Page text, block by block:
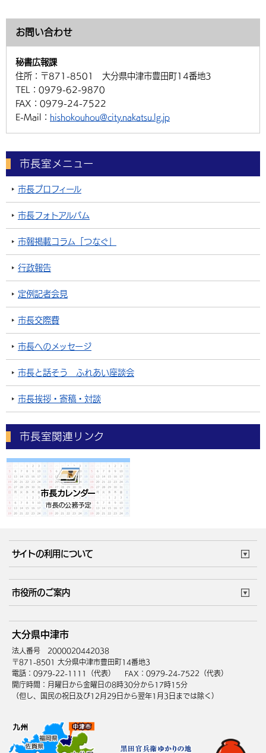
お問い合わせ
秘書広報課
住所： 〒871-8501 大分県中津市豊田町14番地3
TEL： 0979-62-9870
FAX： 0979-24-7522
E-Mail： hishokouhou@city.nakatsu.lg.jp
市長室メニュー
市長プロフィール
市長フォトアルバム
市報掲載コラム「つなぐ」
行政報告
定例記者会見
市長交際費
市長へのメッセージ
市長と話そう ふれあい座談会
市長挨拶・寄稿・対談
市長室関連リンク
サイトの利用について
サイトマップ
市役所のご案内
庁舎地図 組織案内
中津市へのアクセス
大分県中津市
法人番号 2000020442038
〒871-8501 大分県中津市豊田町14番地3
電話：0979-22-1111（代表）
FAX：0979-24-7522（代表）
開庁時間：月曜日から金曜日の8時30分から17時15分
（但し、国民の祝日及び12月29日から翌年1月3日までは除く）